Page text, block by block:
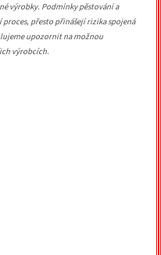
výrobky. Podmínky pěstování a
přesto přinášejí rizika spojená
upozornit na možnou
výrobcích.